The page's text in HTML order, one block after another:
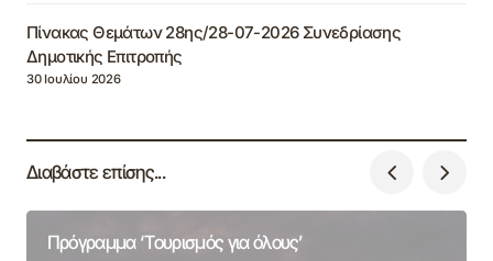
Πίνακας Θεμάτων 28ης/28-07-2026 Συνεδρίασης
Δημοτικής Επιτροπής
30 Ιουλίου 2026
Διαβάστε επίσης...
Πρόγραμμα ‘Τουρισμός για όλους’